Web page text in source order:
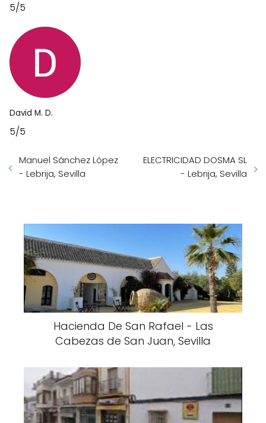
5/5
David M. D.
5/5
Manuel Sánchez López
- Lebrija, Sevilla
ELECTRICIDAD DOSMA SL
- Lebrija, Sevilla
Hacienda De San Rafael - Las
Cabezas de San Juan, Sevilla